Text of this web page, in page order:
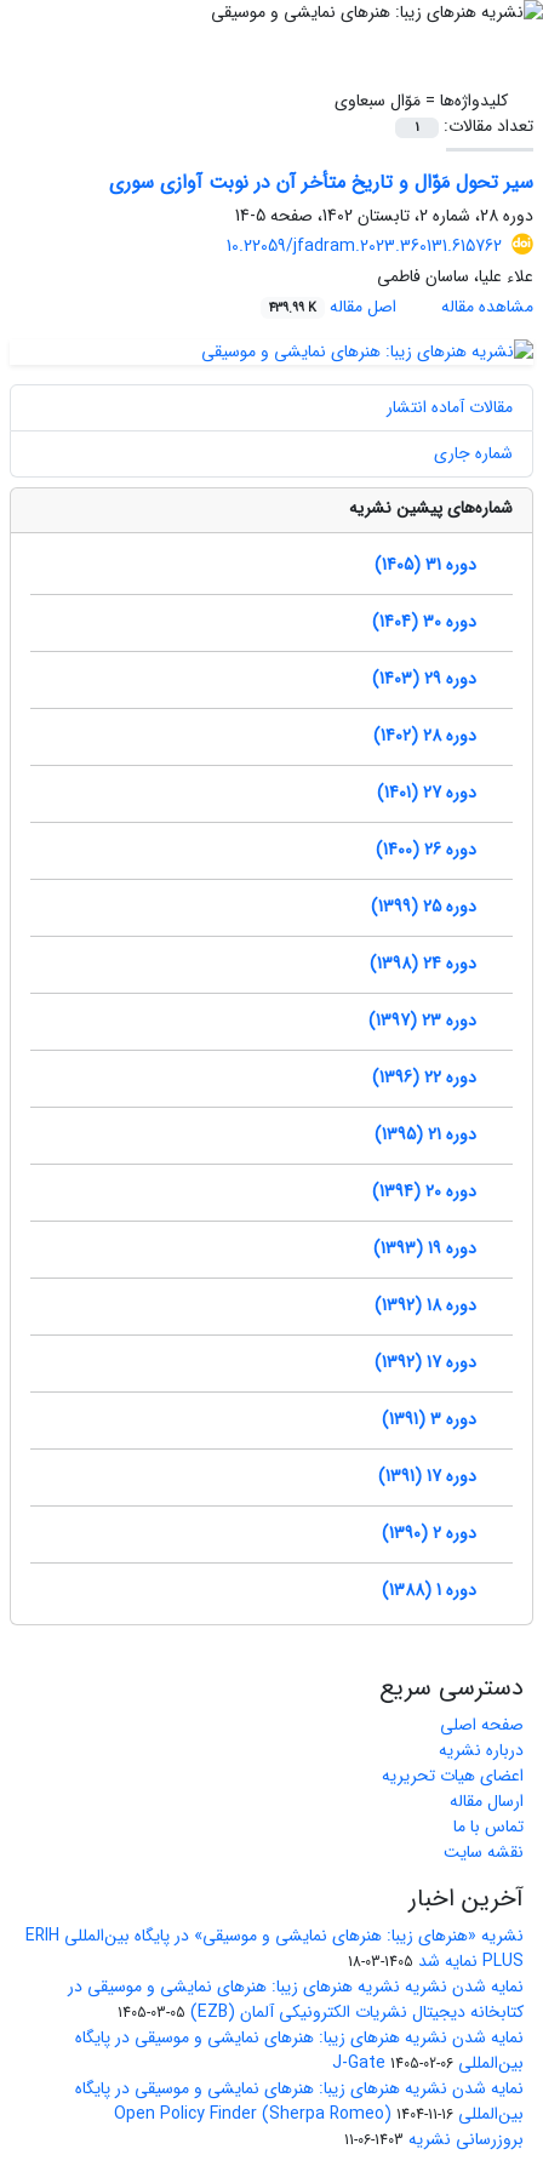
کلیدواژه‌ها =مَوّال سبعاوی
تعداد مقالات:
1
سیر تحول مَوّال و تاریخ متأخر آن در نوبت آوازی سوری
دوره 28، شماره 2، تابستان 1402، صفحه
5-14
10.22059/jfadram.2023.360131.615762
علاء علیا، ساسان فاطمی
مشاهده مقاله
اصل مقاله 439.99 K
مقالات آماده انتشار
شماره جاری
شماره‌های پیشین نشریه
دوره 31 (1405)
دوره 30 (1404)
دوره 29 (1403)
دوره 28 (1402)
دوره 27 (1401)
دوره 26 (1400)
دوره 25 (1399)
دوره 24 (1398)
دوره 23 (1397)
دوره 22 (1396)
دوره 21 (1395)
دوره 20 (1394)
دوره 19 (1393)
دوره 18 (1392)
دوره 17 (1392)
دوره 3 (1391)
دوره 17 (1391)
دوره 2 (1390)
دوره 1 (1388)
دسترسی سریع
صفحه اصلی
درباره نشریه
اعضای هیات تحریریه
ارسال مقاله
تماس با ما
نقشه سایت
آخرین اخبار
نشریه «هنرهای زیبا: هنرهای نمایشی و موسیقی» در پایگاه بین‌المللی ERIH
PLUS نمایه شد
1405-03-18
نمایه شدن نشریه نشریه هنرهای زیبا: هنرهای نمایشی و موسیقی در
کتابخانه دیجیتال نشریات الکترونیکی آلمان (EZB)
1405-03-05
نمایه شدن نشریه هنرهای زیبا: هنرهای نمایشی و موسیقی در پایگاه
بین‌المللی J-Gate 1405-02-06
نمایه شدن نشریه هنرهای زیبا: هنرهای نمایشی و موسیقی در پایگاه
بین‌المللی Open Policy Finder (Sherpa Romeo) 1404-11-16
بروزرسانی نشریه 1403-06-11